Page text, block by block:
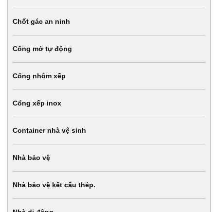
Chốt gác an ninh
Cổng mở tự động
Cổng nhôm xếp
Cổng xếp inox
Container nhà vệ sinh
Nhà bảo vệ
Nhà bảo vệ kết cấu thép.